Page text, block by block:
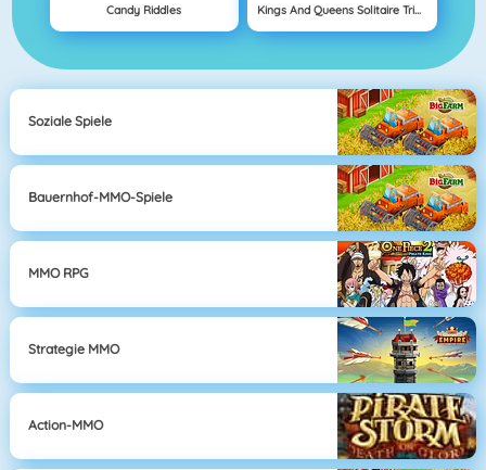
Candy Riddles Kings And Queens Solitaire Tripeaks
Soziale Spiele
Bauernhof-MMO-Spiele
MMO RPG
Strategie MMO
Action-MMO